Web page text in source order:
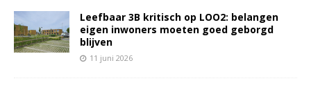
Leefbaar 3B kritisch op LOO2: belangen
eigen inwoners moeten goed geborgd
blijven
11 juni 2026